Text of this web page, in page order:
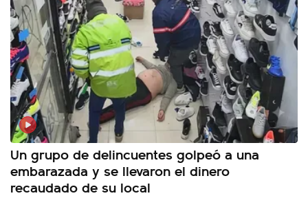
Un grupo de delincuentes golpeó a una
embarazada y se llevaron el dinero
recaudado de su local